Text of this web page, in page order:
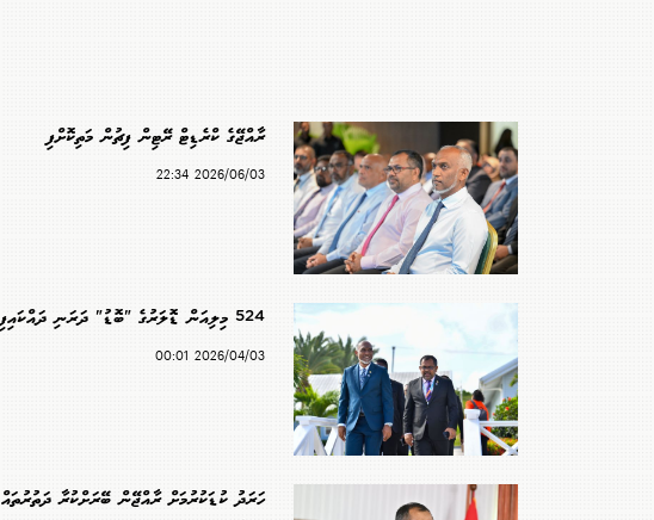
ރާއްޖޭގެ ކްރެޑިޓް ރޭޓިން ފިޗުން މަތިކޮށްފި
2026/06/03 22:34
524 މިލިއަން ޑޮލަރުގެ "ބޮޑު" ދަރަނި ދައްކައިފި
2026/04/03 00:01
ހަރަދު ކުޑަކުރުމަށް ރާއްޖޭން ބޭރަށްކުރާ ދަތުރުތައް